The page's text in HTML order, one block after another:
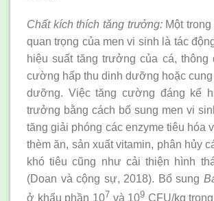
Chất kích thích tăng trưởng:Một
quan trọng của men vi sinh là tác
hiệu suất tăng trưởng của cá, thông
cường hấp thu dinh dưỡng hoặc cung
dưỡng. Việc tăng cường đáng kể
trưởng bằng cách bổ sung men vi
tăng giải phóng các enzyme tiêu hóa
thèm ăn, sản xuất vitamin, phân hủy
khó tiêu cũng như cải thiện hình
(Doan và cộng sự, 2018). Bổ sung
ở khẩu phần 107 và 109 CFU/kg